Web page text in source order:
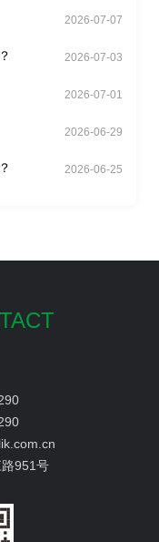
2026-07-07
2026-07-03
2026-07-01
2026-06-29
2026-06-25
951号